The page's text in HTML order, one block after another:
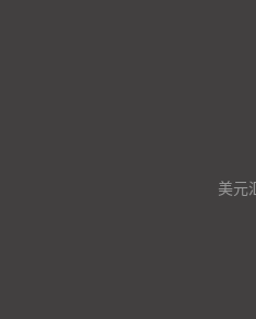
美元